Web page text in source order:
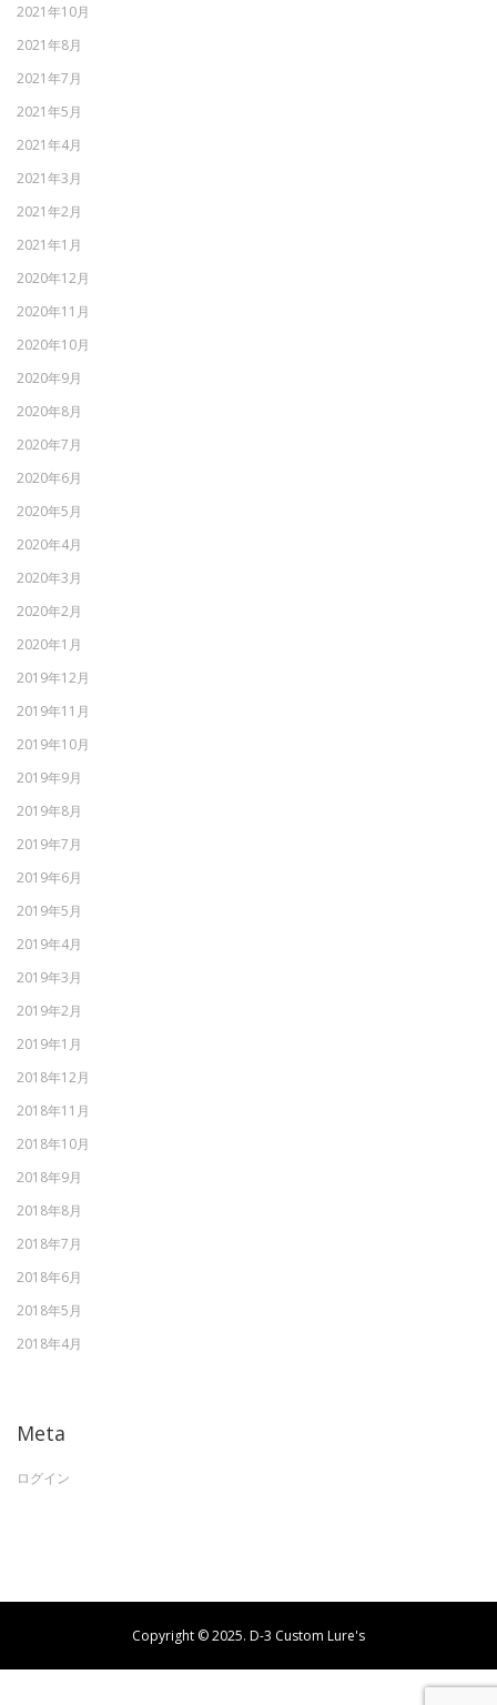
2021年10月
2021年8月
2021年7月
2021年5月
2021年4月
2021年3月
2021年2月
2021年1月
2020年12月
2020年11月
2020年10月
2020年9月
2020年8月
2020年7月
2020年6月
2020年5月
2020年4月
2020年3月
2020年2月
2020年1月
2019年12月
2019年11月
2019年10月
2019年9月
2019年8月
2019年7月
2019年6月
2019年5月
2019年4月
2019年3月
2019年2月
2019年1月
2018年12月
2018年11月
2018年10月
2018年9月
2018年8月
2018年7月
2018年6月
2018年5月
2018年4月
Meta
ログイン
Copyright © 2025. D-3 Custom Lure's